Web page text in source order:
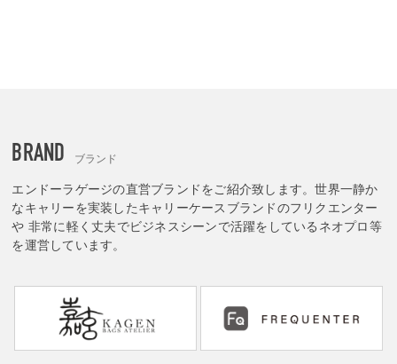
BRAND ブランド
エンドーラゲージの直営ブランドをご紹介致します。世界一静か
なキャリーを実装したキャリーケースブランドのフリクエンター
や 非常に軽く丈夫でビジネスシーンで活躍をしているネオプロ等
を運営しています。